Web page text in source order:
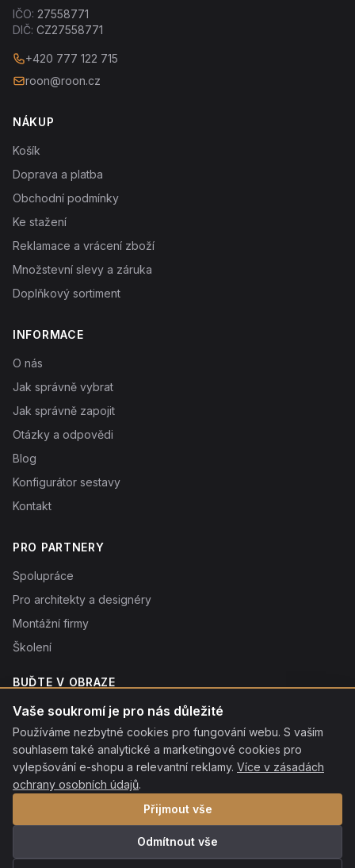
IČO: 27558771
DIČ: CZ27558771
+420 777 122 715
roon@roon.cz
NÁKUP
Košík
Doprava a platba
Obchodní podmínky
Ke stažení
Reklamace a vrácení zboží
Množstevní slevy a záruka
Doplňkový sortiment
INFORMACE
O nás
Jak správně vybrat
Jak správně zapojit
Otázky a odpovědi
Blog
Konfigurátor sestavy
Kontakt
PRO PARTNERY
Spolupráce
Pro architekty a designéry
Montážní firmy
Školení
BUĎTE V OBRAZE
Novinky o produktech, tipy a slevy. Typicky 1× týdně.
Odebírat
Odebráním souhlasíte sezpracováním osobních údajů. Odhlásit se můžete kdykoliv
kliknutím na odkaz v patičce každého e-mailu.
© 2026 ROON s.r.o. Všechna práva vyhrazena.
údajů
· Nastavení cookies · Mapa stránek
Vaše soukromí je pro nás důležité
Používáme nezbytné cookies pro fungování webu. S vaším
souhlasem také analytické a marketingové cookies pro
vylepšování e-shopu a relevantní reklamy. Více v zásadách
ochrany osobních údajů.
Přijmout vše
Odmítnout vše